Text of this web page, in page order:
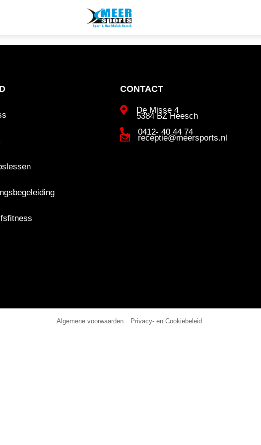
CONTACT
De Misse 4
5384 BZ Heesch
0412- 40 44 74
receptie@meersports.nl
Algemene voorwaarden Privacy- en Cookiebeleid